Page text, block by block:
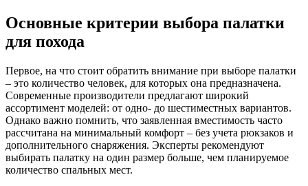
Основные критерии выбора палатки
для похода
Первое, на что стоит обратить внимание при выборе палатки
– это количество человек, для которых она предназначена.
Современные производители предлагают широкий
ассортимент моделей: от одно- до шестиместных вариантов.
Однако важно помнить, что заявленная вместимость часто
рассчитана на минимальный комфорт – без учета рюкзаков и
дополнительного снаряжения. Эксперты рекомендуют
выбирать палатку на один размер больше, чем планируемое
количество спальных мест.